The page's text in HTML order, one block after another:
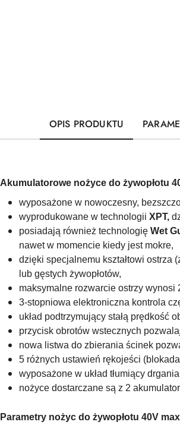
OPIS PRODUKTU
Akumulatorowe nożyce do żywopłotu
wyposażone w nowoczesny,
wyprodukowane w technologii XPT,
posiadają również technologię Wet
nawet w momencie kiedy jest mokre,
dzięki specjalnemu kształtowi ostrza
lub gęstych żywopłotów,
maksymalne rozwarcie ostrzy wynosi
3-stopniowa elektroniczna kontrola
układ podtrzymujący stałą prędkość
przycisk obrotów wstecznych
nowa listwa do zbierania ścinek
5 różnych ustawień rękojeści
wyposażone w układ tłumiący
nożyce dostarczane są z 2
Parametry nożyc do żywopłotu 40V